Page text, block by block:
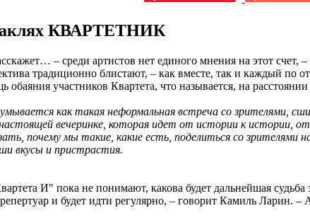
КВАРТЕТНИК
– среди артистов нет единого мнения на этот
традиционно блистают, – как вместе, так и каждый
обаяния участников Квартета, что называется, на
как такая неформальная встреча со зрителями,
вечеринке, которая идет от истории к истории,
почему мы такие, какие есть, поделиться со
вкусы и пристрастия.
И" пока не понимают, какова будет дальнейшая
и будет идти регулярно, – говорит Камиль Ларин.